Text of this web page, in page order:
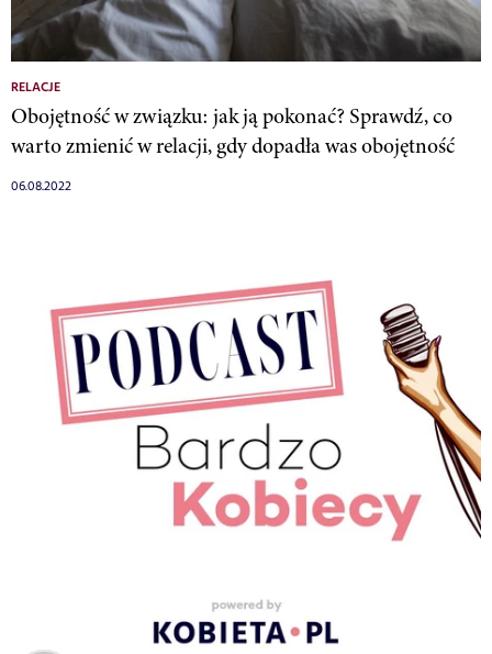
RELACJE
Obojętność w związku: jak ją pokonać? Sprawdź, co
warto zmienić w relacji, gdy dopadła was obojętność
06.08.2022